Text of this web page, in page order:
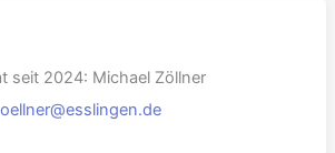
seit 2024: Michael Zöllner